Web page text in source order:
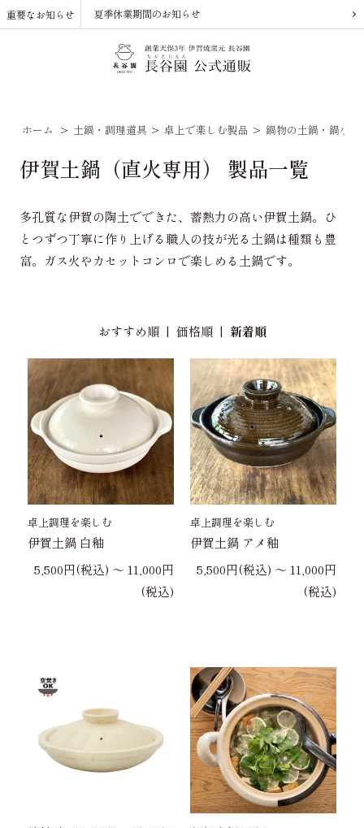
重要なお知らせ 夏季休業期間のお知らせ
ホーム > 土鍋・調理道具 > 卓上で楽しむ製品 > 鍋物の土鍋・鍋小物
伊賀土鍋（直火専用） 製品一覧
多孔質な伊賀の陶土でできた、蓄熱力の高い伊賀土鍋。ひ
とつずつ丁寧に作り上げる職人の技が光る土鍋は種類も豊
富。ガス火やカセットコンロで楽しめる土鍋です。
おすすめ順| 価格順| 新着順
卓上調理を楽しむ
伊賀土鍋 白釉
5,500円(税込) 〜 11,000円
(税込)
卓上調理を楽しむ
伊賀土鍋 アメ釉
5,500円(税込) 〜 11,000円
(税込)